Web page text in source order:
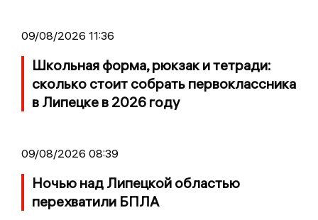
09/08/2026 11:36
Школьная форма, рюкзак и тетради:
сколько стоит собрать первоклассника
в Липецке в 2026 году
09/08/2026 08:39
Ночью над Липецкой областью
перехватили БПЛА